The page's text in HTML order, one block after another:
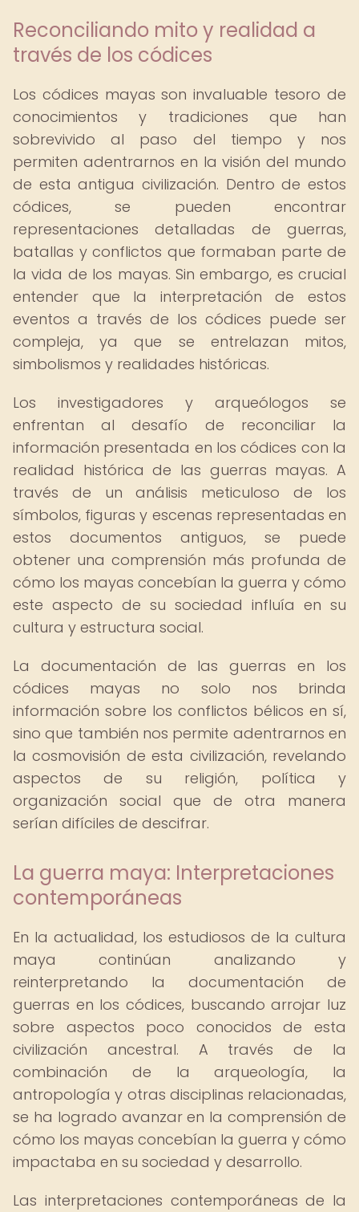
Reconciliando mito y realidad a
través de los códices
Los códices mayas son invaluable tesoro de
conocimientos y tradiciones que han
sobrevivido al paso del tiempo y nos
permiten adentrarnos en la visión del mundo
de esta antigua civilización. Dentro de estos
códices, se pueden encontrar
representaciones detalladas de guerras,
batallas y conflictos que formaban parte de
la vida de los mayas. Sin embargo, es crucial
entender que la interpretación de estos
eventos a través de los códices puede ser
compleja, ya que se entrelazan mitos,
simbolismos y realidades históricas.
Los investigadores y arqueólogos se
enfrentan al desafío de reconciliar la
información presentada en los códices con la
realidad histórica de las guerras mayas. A
través de un análisis meticuloso de los
símbolos, figuras y escenas representadas en
estos documentos antiguos, se puede
obtener una comprensión más profunda de
cómo los mayas concebían la guerra y cómo
este aspecto de su sociedad influía en su
cultura y estructura social.
La documentación de las guerras en los
códices mayas no solo nos brinda
información sobre los conflictos bélicos en sí,
sino que también nos permite adentrarnos en
la cosmovisión de esta civilización, revelando
aspectos de su religión, política y
organización social que de otra manera
serían difíciles de descifrar.
La guerra maya: Interpretaciones
contemporáneas
En la actualidad, los estudiosos de la cultura
maya continúan analizando y
reinterpretando la documentación de
guerras en los códices, buscando arrojar luz
sobre aspectos poco conocidos de esta
civilización ancestral. A través de la
combinación de la arqueología, la
antropología y otras disciplinas relacionadas,
se ha logrado avanzar en la comprensión de
cómo los mayas concebían la guerra y cómo
impactaba en su sociedad y desarrollo.
Las interpretaciones contemporáneas de la